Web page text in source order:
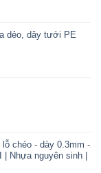
dẻo, dây tưới PE
chéo - dày 0.3mm -
Nhựa nguyên sinh |